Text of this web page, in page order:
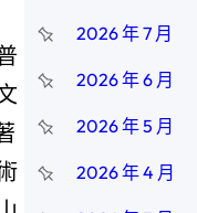
2026 年 7 月
2026 年 6 月
2026 年 5 月
2026 年 4 月